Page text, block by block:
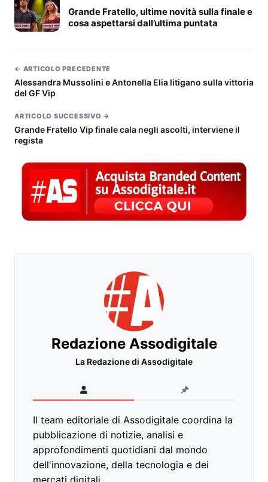
Grande Fratello, ultime novità sulla finale e
cosa aspettarsi dall’ultima puntata
← ARTICOLO PRECEDENTE
Alessandra Mussolini e Antonella Elia litigano sulla vittoria
del GF Vip
ARTICOLO SUCCESSIVO →
Grande Fratello Vip finale cala negli ascolti, interviene il
regista
Redazione Assodigitale
La Redazione di Assodigitale
Il team editoriale di Assodigitale coordina la
pubblicazione di notizie, analisi e
approfondimenti quotidiani dal mondo
dell'innovazione, della tecnologia e dei